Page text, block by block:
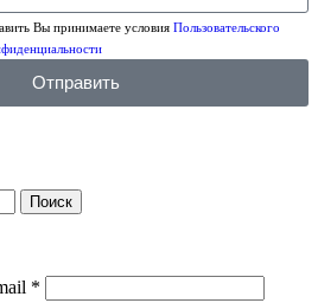
Вы принимаете условия Пользовательского
Отправить
Поиск
*